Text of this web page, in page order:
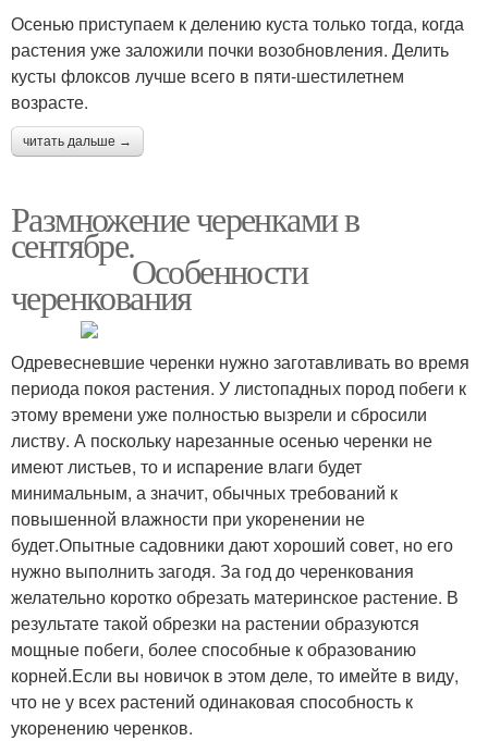
Осенью приступаем к делению куста только тогда, когда
растения уже заложили почки возобновления. Делить
кусты флоксов лучше всего в пяти-шестилетнем
возрасте.
читать дальше →
Размножение черенками в
сентябре.
Особенности
черенкования
Одревесневшие черенки нужно заготавливать во время
периода покоя растения. У листопадных пород побеги к
этому времени уже полностью вызрели и сбросили
листву. А поскольку нарезанные осенью черенки не
имеют листьев, то и испарение влаги будет
минимальным, а значит, обычных требований к
повышенной влажности при укоренении не
будет.Опытные садовники дают хороший совет, но его
нужно выполнить загодя. За год до черенкования
желательно коротко обрезать материнское растение. В
результате такой обрезки на растении образуются
мощные побеги, более способные к образованию
корней.Если вы новичок в этом деле, то имейте в виду,
что не у всех растений одинаковая способность к
укоренению черенков.